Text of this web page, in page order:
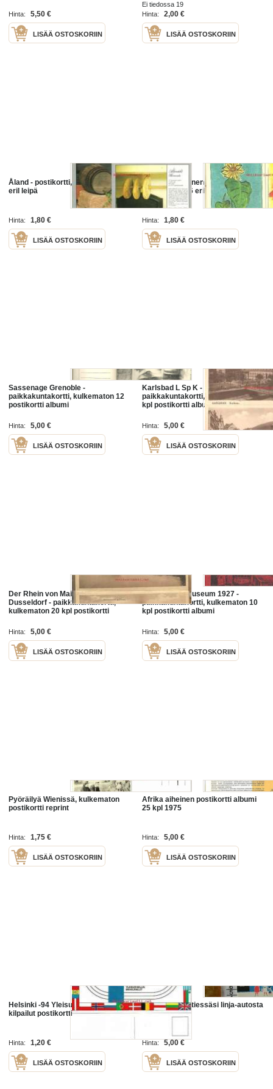
Hinta: 5,50 €
LISÄÄ OSTOSKORIIN
Ei tiedossa 19
Hinta:
2,00 €
LISÄÄ OSTOSKORIIN
Åland - postikortti, kulkematon 4
eril leipä
Hinta: 1,80 €
LISÄÄ OSTOSKORIIN
Marjut Vihavainen , postikortti ,
taiteilijakortti 6 eril
Hinta: 1,80 €
LISÄÄ OSTOSKORIIN
Sassenage Grenoble -
paikkakuntakortti, kulkematon 12
postikortti albumi
Hinta: 5,00 €
LISÄÄ OSTOSKORIIN
Karlsbad L Sp K -
paikkakuntakortti, kulkematon 15
kpl postikortti albumi
Hinta: 5,00 €
LISÄÄ OSTOSKORIIN
Der Rhein von Mainz bis
Dusseldorf - paikkakuntakortti,
kulkematon 20 kpl postikortti
Hinta: 5,00 €
LISÄÄ OSTOSKORIIN
Norsk Folke Museum 1927 -
paikkakuntakortti, kulkematon 10
kpl postikortti albumi
Hinta: 5,00 €
LISÄÄ OSTOSKORIIN
Pyöräilyä Wienissä, kulkematon
postikortti reprint
Hinta: 1,75 €
LISÄÄ OSTOSKORIIN
Afrika aiheinen postikortti albumi
25 kpl 1975
Hinta: 5,00 €
LISÄÄ OSTOSKORIIN
Helsinki -94 Yleisurheilun EM-
kilpailut postikortti, kulkematon
Hinta: 1,20 €
LISÄÄ OSTOSKORIIN
,postikortti lähtiessäsi linja-autosta
Hinta: 5,00 €
LISÄÄ OSTOSKORIIN